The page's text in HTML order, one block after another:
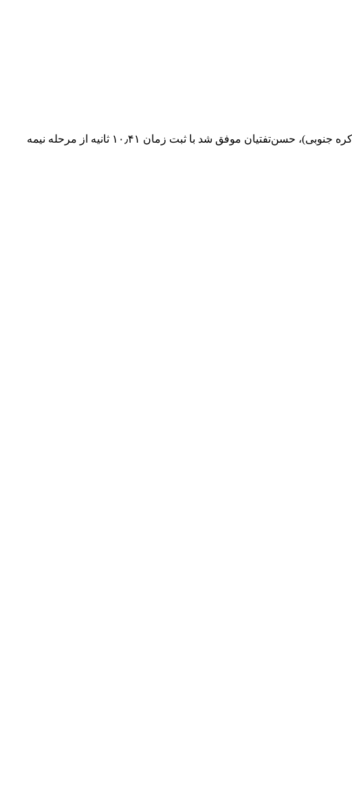
به گزارش خبرگزاری تسنیم، در جریان برگزاری دومین روز از بیست و ششمین دوره مسابقات دو و میدانی قهرمانی آسیا (۲۰۲۵ کره جنوبی)، حسن‌تفتیان موفق شد با ثبت زمان ۱۰٫۴۱ ثانیه از مرحله نیمه